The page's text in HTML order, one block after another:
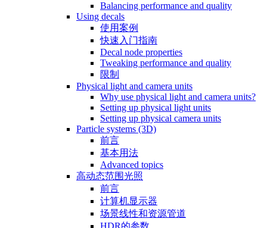
Balancing performance and quality
Using decals
使用案例
快速入门指南
Decal node properties
Tweaking performance and quality
限制
Physical light and camera units
Why use physical light and camera units?
Setting up physical light units
Setting up physical camera units
Particle systems (3D)
前言
基本用法
Advanced topics
高动态范围光照
前言
计算机显示器
场景线性和资源管道
HDR的参数